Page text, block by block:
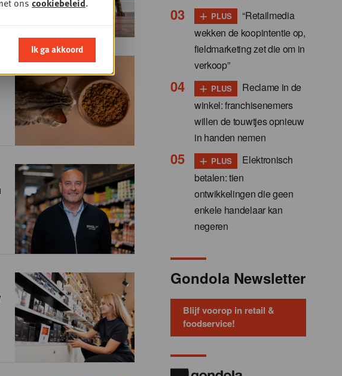
+ PLUS
“Retailmedia
wekken de koopintentie op,
fieldmarketing zet die om in
verkoop”
+ PLUS
Reclame in de
winkel: franchisenemers
willen de touwtjes opnieuw
in handen nemen
+ PLUS
Elektronisch
betalen: tien
ontwikkelingen die geen
enkele handelaar kan
negeren
Gondola Newsletter
Blijf voorop in retail &
foodservice!
ons cookiebeleid.
Ik ga akkoord